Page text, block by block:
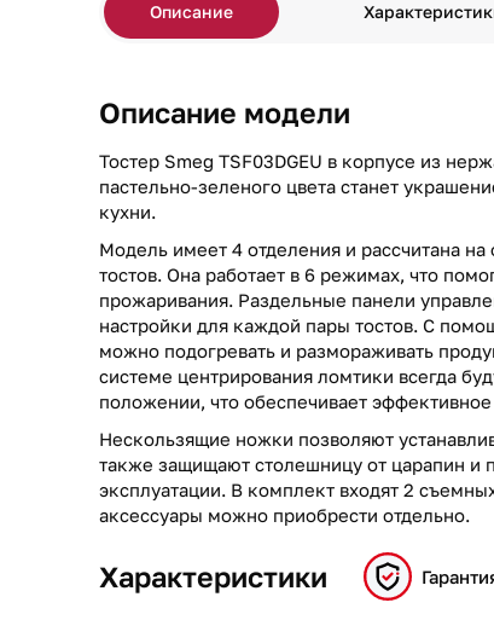
Описание
Описание модели
Тостер Smeg TSF03DGEU в корпусе из
пастельно-зеленого цвета станет
кухни.
Модель имеет 4 отделения и рассчитана
тостов. Она работает в 6 режимах, что
прожаривания. Раздельные панели
настройки для каждой пары тостов. С
можно подогревать и размораживать
системе центрирования ломтики всегда
положении, что обеспечивает
Нескользящие ножки позволяют
также защищают столешницу от царапин и
эксплуатации. В комплект входят 2
аксессуары можно приобрести отдельно.
Характеристики